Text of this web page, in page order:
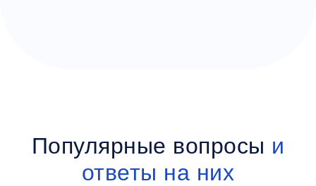
Популярные вопросы и
ответы на них